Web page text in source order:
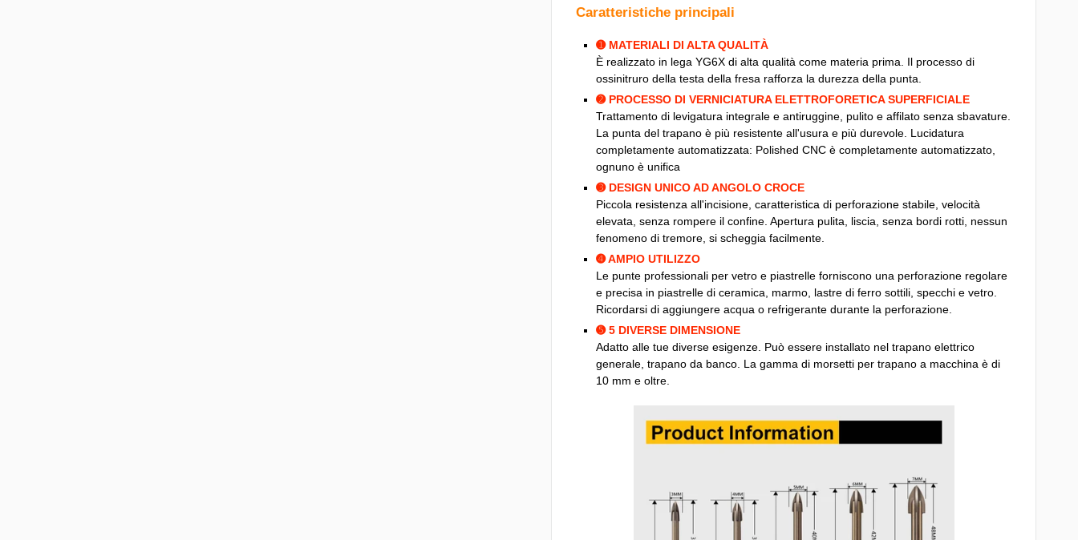
Caratteristiche principali
➊ MATERIALI DI ALTA QUALITÀ
È realizzato in lega YG6X di alta qualità come materia prima. Il processo di
ossinitruro della testa della fresa rafforza la durezza della punta.
➋ PROCESSO DI VERNICIATURA ELETTROFORETICA SUPERFICIALE
Trattamento di levigatura integrale e antiruggine, pulito e affilato senza sbavature.
La punta del trapano è più resistente all'usura e più durevole. Lucidatura
completamente automatizzata: Polished CNC è completamente automatizzato,
ognuno è unifica
➌ DESIGN UNICO AD ANGOLO CROCE
Piccola resistenza all'incisione, caratteristica di perforazione stabile, velocità
elevata, senza rompere il confine. Apertura pulita, liscia, senza bordi rotti, nessun
fenomeno di tremore, si scheggia facilmente.
➍ AMPIO UTILIZZO
Le punte professionali per vetro e piastrelle forniscono una perforazione regolare
e precisa in piastrelle di ceramica, marmo, lastre di ferro sottili, specchi e vetro.
Ricordarsi di aggiungere acqua o refrigerante durante la perforazione.
➎ 5 DIVERSE DIMENSIONE
Adatto alle tue diverse esigenze. Può essere installato nel trapano elettrico
generale, trapano da banco. La gamma di morsetti per trapano a macchina è di
10 mm e oltre.